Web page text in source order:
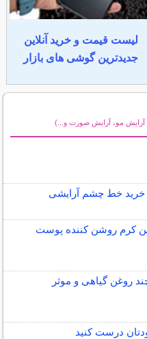
لیست قیمت و خرید آنلاین
جدیدترین گوشی های بازار
مو، آرایش صورت و...)
خرید خط چشم آرایشی
کرم روشن کننده پوست
روغن گیاهی و موثر
درست کنید